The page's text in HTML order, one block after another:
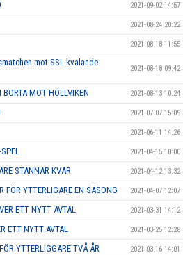
2021-09-02 14:57
2021-08-24 20:22
2021-08-18 11:55
mot SSL-kvalande
2021-08-18 09:42
MOT HÖLLVIKEN 2021-08-13 10:24
2021-07-07 15:09
2021-06-11 14:26
2021-04-15 10:00
STANNAR KVAR 2021-04-12 13:32
FÖR YTTERLIGARE EN SÄSONG 2021-04-07 12:07
ETT NYTT AVTAL 2021-03-31 14:12
ETT NYTT AVTAL 2021-03-25 12:28
YTTERLIGGARE TVÅ ÅR 2021-03-16 14:01